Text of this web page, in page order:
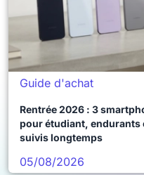
Guide d'achat
Rentrée 2026 : 3
pour étudiant, endurants
suivis longtemps
05/08/2026